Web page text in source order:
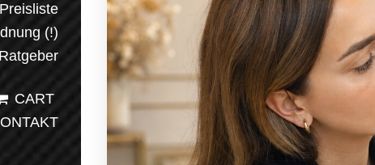
Preisliste
(!)
Ratgeber
CART